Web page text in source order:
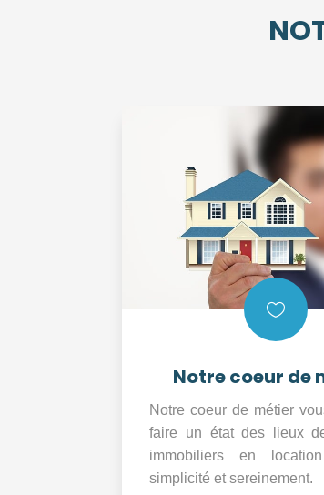

Notre coeur de
Notre coeur de métier
faire un état des lieux
immobiliers en
simplicité et sereinement.